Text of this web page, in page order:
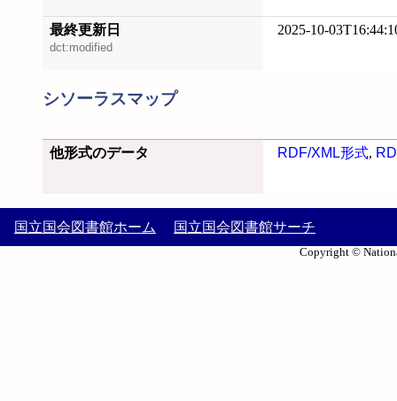
最終更新日
dct:modified
2025-10-
シソーラスマップ
他形式のデータ RDF/XML形式,
国立国会図書館ホーム 国立国会図書館サーチ
Copyright ©